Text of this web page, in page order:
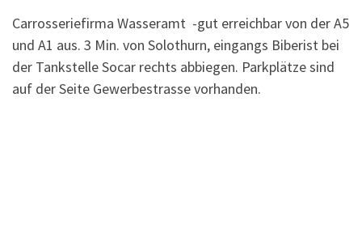
Carrosseriefirma Wasseramt -gut erreichbar von der A5
und A1 aus. 3 Min. von Solothurn, eingangs Biberist bei
der Tankstelle Socar rechts abbiegen. Parkplätze sind
auf der Seite Gewerbestrasse vorhanden.